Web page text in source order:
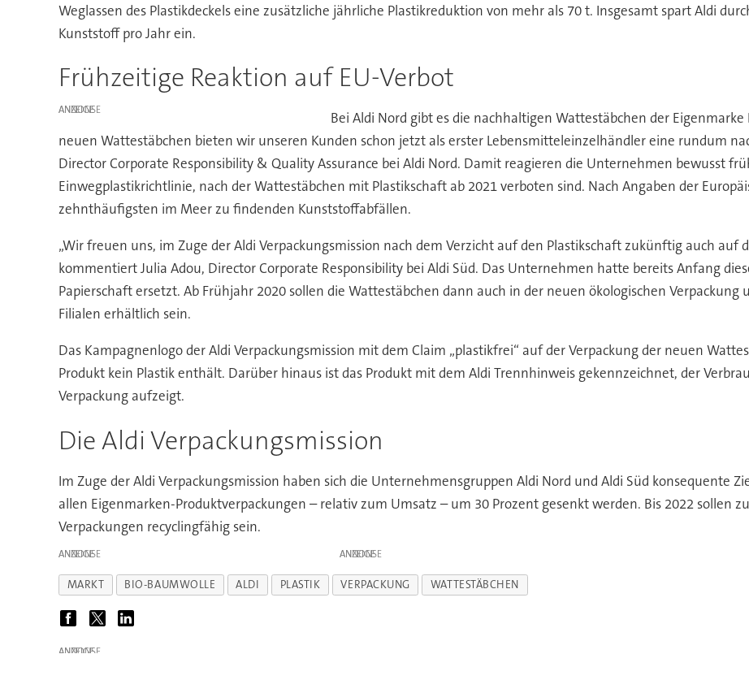
Weglassen des Plastikdeckels eine zusätzliche jährliche Plastikreduktion von mehr als 70 t. Insgesamt spart Aldi
Kunststoff pro Jahr ein.
Frühzeitige Reaktion auf EU-Verbot
ANZEIGE
Bei Aldi Nord gibt es die nachhaltigen Wattestäbchen der
neuen Wattestäbchen bieten wir unseren Kunden schon jetzt als erster Lebensmitteleinzelhändler eine rundum
Director Corporate Responsibility & Quality Assurance bei Aldi Nord. Damit reagieren die Unternehmen bewusst
Einwegplastikrichtlinie, nach der Wattestäbchen mit Plastikschaft ab 2021 verboten sind. Nach Angaben der
zehnthäufigsten im Meer zu findenden Kunststoffabfällen.
„Wir freuen uns, im Zuge der Aldi Verpackungsmission nach dem Verzicht auf den Plastikschaft zukünftig auch auf
kommentiert Julia Adou, Director Corporate Responsibility bei Aldi Süd. Das Unternehmen hatte bereits Anfang
Papierschaft ersetzt. Ab Frühjahr 2020 sollen die Wattestäbchen dann auch in der neuen ökologischen Verpackung
Filialen erhältlich sein.
Das Kampagnenlogo der Aldi Verpackungsmission mit dem Claim „plastikfrei“ auf der Verpackung der neuen
Produkt kein Plastik enthält. Darüber hinaus ist das Produkt mit dem Aldi Trennhinweis gekennzeichnet, der
Verpackung aufzeigt.
Die Aldi Verpackungsmission
Im Zuge der Aldi Verpackungsmission haben sich die Unternehmensgruppen Aldi Nord und Aldi Süd konsequente
allen Eigenmarken-Produktverpackungen – relativ zum Umsatz – um 30 Prozent gesenkt werden. Bis 2022 sollen
Verpackungen recyclingfähig sein.
ANZEIGE ANZEIGE
MARKT BIO-BAUMWOLLE ALDI PLASTIK VERPACKUNG WATTESTÄBCHEN
ANZEIGE